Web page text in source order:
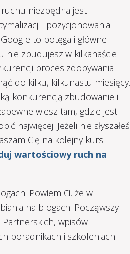
niezbędna jest
i pozycjonowania
to potęga i główne
nie zbudujesz w kilkanaście
proces zdobywania
do kilku, kilkunastu miesięcy.
konkurencją zbudowanie i
wiesz tam, gdzie jest
najwięcej. Jeżeli nie słyszałeś
Cię na kolejny kurs
wartościowy ruch na
Powiem Ci, że w
na blogach. Począwszy
wpisów
poradnikach i szkoleniach.